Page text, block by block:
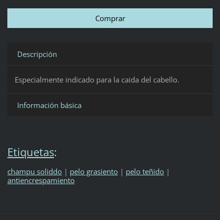
Descripción
Especialmente indicado para la caida del cabello.
Información básica
Etiquetas:
champu soliddo | pelo grasiento | pelo teñido |
antiencrespamiento